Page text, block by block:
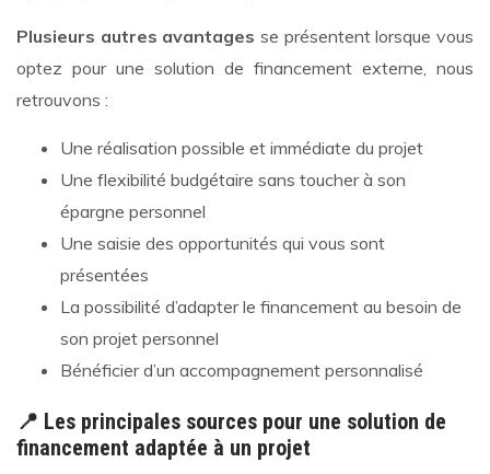
Plusieurs autres avantages se présentent lorsque vous
optez pour une solution de financement externe, nous
retrouvons :
Une réalisation possible et immédiate du projet
Une flexibilité budgétaire sans toucher à son
épargne personnel
Une saisie des opportunités qui vous sont
présentées
La possibilité d’adapter le financement au besoin de
son projet personnel
Bénéficier d’un accompagnement personnalisé
📍 Les principales sources pour une solution de
financement adaptée à un projet